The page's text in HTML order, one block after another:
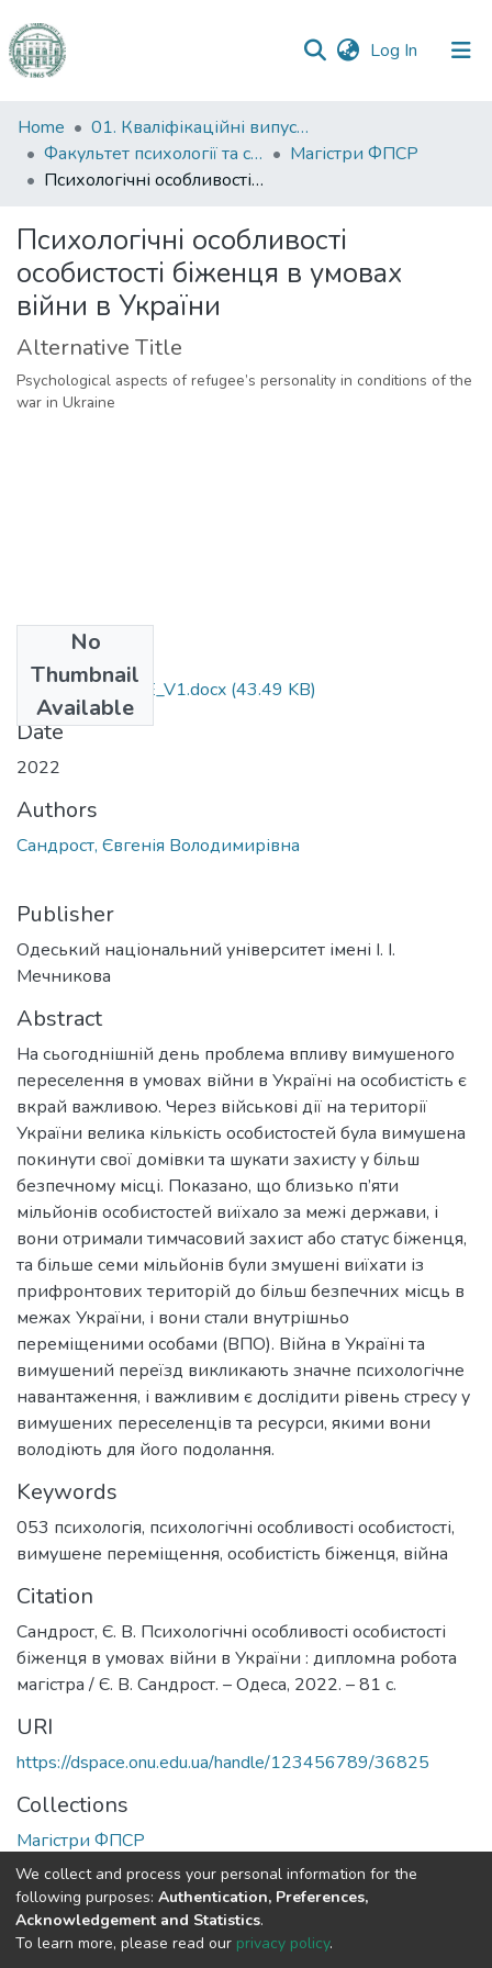
Log In (current)
Communities
&
Collections
Statistics
Home
01. Кваліфікаційні випускні роботи здобувачів вищої освіти
Факультет психології та соціальної роботи
Магістри ФПСР
Психологічні особливості особистості біженця в умовах війни в України
Психологічні особливості
особистості біженця в умовах
війни в України
Alternative Title
Psychological aspects of refugee’s personality in conditions of the
war in Ukraine
No
Thumbnail
Available
053_Sandrost_YE_V1.docx (43.49 KB)
Date
2022
Authors
Сандрост, Євгенія Володимирівна
Publisher
Одеський національний університет імені І. І.
Мечникова
Abstract
На сьогоднішній день проблема впливу вимушеного
переселення в умовах війни в Україні на особистість є
вкрай важливою. Через військові дії на території
України велика кількість особистостей була вимушена
покинути свої домівки та шукати захисту у більш
безпечному місці. Показано, що близько п’яти
мільйонів особистостей виїхало за межі держави, і
вони отримали тимчасовий захист або статус біженця,
та більше семи мільйонів були змушені виїхати із
прифронтових територій до більш безпечних місць в
межах України, і вони стали внутрішньо
переміщеними особами (ВПО). Війна в Україні та
вимушений переїзд викликають значне психологічне
навантаження, і важливим є дослідити рівень стресу у
вимушених переселенців та ресурси, якими вони
володіють для його подолання.
Keywords
053 психологія, психологічні особливості особистості,
вимушене переміщення, особистість біженця, війна
Citation
Сандрост, Є. В. Психологічні особливості особистості
біженця в умовах війни в України : дипломна робота
магістра / Є. В. Сандрост. – Одеса, 2022. – 81 с.
URI
https://dspace.onu.edu.ua/handle/123456789/36825
Collections
Магістри ФПСР
Full item page
DSpace software copyright © 2009-2026
We collect and process your personal information for the
following purposes: Authentication, Preferences,
Acknowledgement and Statistics.
To learn more, please read our privacy policy.